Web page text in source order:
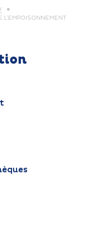
L’EMPOISONNEMENT